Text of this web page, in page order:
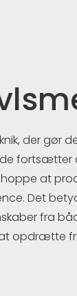
der gør
fortsætter
at
Det
fra
opdrætte